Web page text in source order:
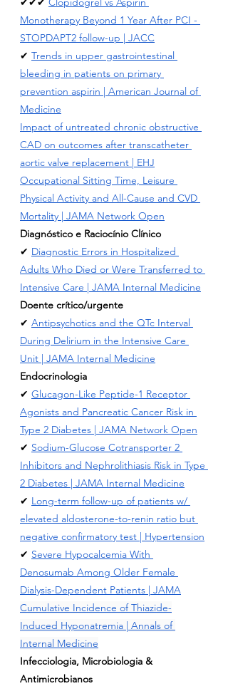
Monotherapy Beyond 1 Year After PCI -
STOPDAPT2 follow-up | JACC
✔ Trends in upper gastrointestinal
bleeding in patients on primary
prevention aspirin | American Journal of
Medicine
Impact of untreated chronic obstructive
CAD on outcomes after transcatheter
aortic valve replacement | EHJ
Occupational Sitting Time, Leisure
Physical Activity and All-Cause and CVD
Mortality | JAMA Network Open
Diagnóstico e Raciocínio Clínico
✔ Diagnostic Errors in Hospitalized
Adults Who Died or Were Transferred to
Intensive Care | JAMA Internal Medicine
Doente crítico/urgente
✔ Antipsychotics and the QTc Interval
During Delirium in the Intensive Care
Unit | JAMA Internal Medicine
Endocrinologia
✔ Glucagon-Like Peptide-1 Receptor
Agonists and Pancreatic Cancer Risk in
Type 2 Diabetes | JAMA Network Open
✔ Sodium-Glucose Cotransporter 2
Inhibitors and Nephrolithiasis Risk in Type
2 Diabetes | JAMA Internal Medicine
✔ Long-term follow-up of patients w/
elevated aldosterone-to-renin ratio but
negative confirmatory test | Hypertension
✔ Severe Hypocalcemia With
Denosumab Among Older Female
Dialysis-Dependent Patients | JAMA
Cumulative Incidence of Thiazide-
Induced Hyponatremia | Annals of
Internal Medicine
Infecciologia, Microbiologia &
Antimicrobianos